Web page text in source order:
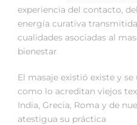
experiencia del contacto,
energía curativa
cualidades asociadas al
bienestar
El masaje existió existe y
como lo acreditan viejos
India, Grecia, Roma y de
atestigua su práctica